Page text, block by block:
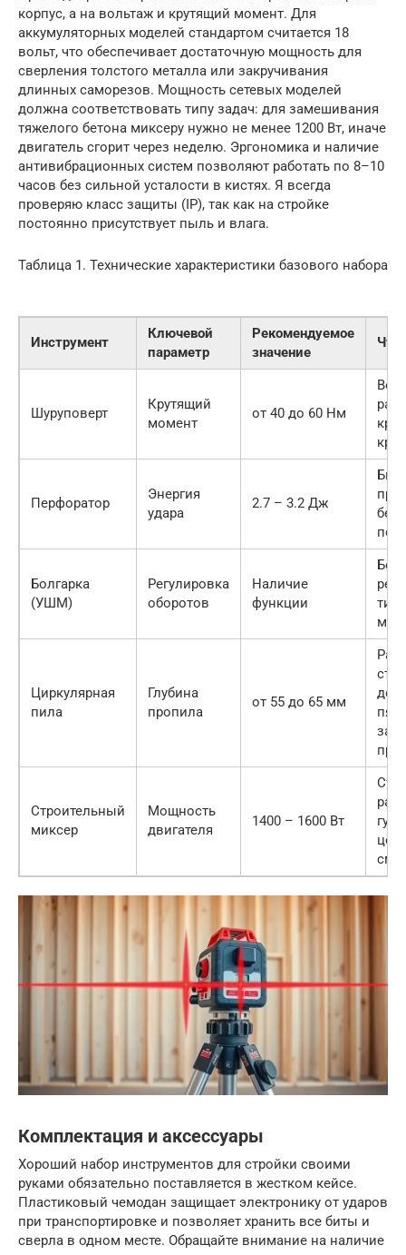
корпус, а на вольтаж и крутящий момент. Для
аккумуляторных моделей стандартом считается 18
вольт, что обеспечивает достаточную мощность для
сверления толстого металла или закручивания
длинных саморезов. Мощность сетевых моделей
должна соответствовать типу задач: для замешивания
тяжелого бетона миксеру нужно не менее 1200 Вт, иначе
двигатель сгорит через неделю. Эргономика и наличие
антивибрационных систем позволяют работать по 8–10
часов без сильной усталости в кистях. Я всегда
проверяю класс защиты (IP), так как на стройке
постоянно присутствует пыль и влага.
Таблица 1. Технические характеристики базового набора
Инструмент
Ключевой
параметр
Рекомендуемое
значение
Что
Шуруповерт
Крутящий
момент
от 40 до 60 Нм
Перфоратор
Энергия
удара
2.7 – 3.2 Дж
Болгарка
(УШМ)
Регулировка
оборотов
Наличие
функции
Циркулярная
пила
Глубина
пропила
от 55 до 65 мм
за
Строительный
миксер
Мощность
двигателя
1400 – 1600 Вт
Комплектация и аксессуары
Хороший набор инструментов для стройки своими
руками обязательно поставляется в жестком кейсе.
Пластиковый чемодан защищает электронику от ударов
при транспортировке и позволяет хранить все биты и
сверла в одном месте. Обращайте внимание на наличие